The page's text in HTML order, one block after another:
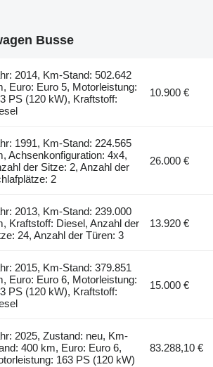
Busse
2014, Km-Stand: 502.642
Euro: Euro 5, Motorleistung:
PS (120 kW), Kraftstoff:
10.900 €
1991, Km-Stand: 224.565
Achsenkonfiguration: 4x4,
der Sitze: 2, Anzahl der
2
26.000 €
2013, Km-Stand: 239.000
Kraftstoff: Diesel, Anzahl der
24, Anzahl der Türen: 3
13.920 €
2015, Km-Stand: 379.851
Euro: Euro 6, Motorleistung:
PS (120 kW), Kraftstoff:
15.000 €
2025, Zustand: neu, Km-
400 km, Euro: Euro 6,
163 PS (120 kW)
83.288,10 €